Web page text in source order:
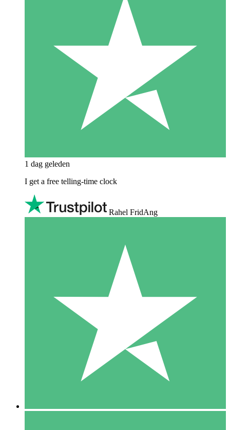
1 dag geleden
I get a free telling-time clock
Rahel FridAng